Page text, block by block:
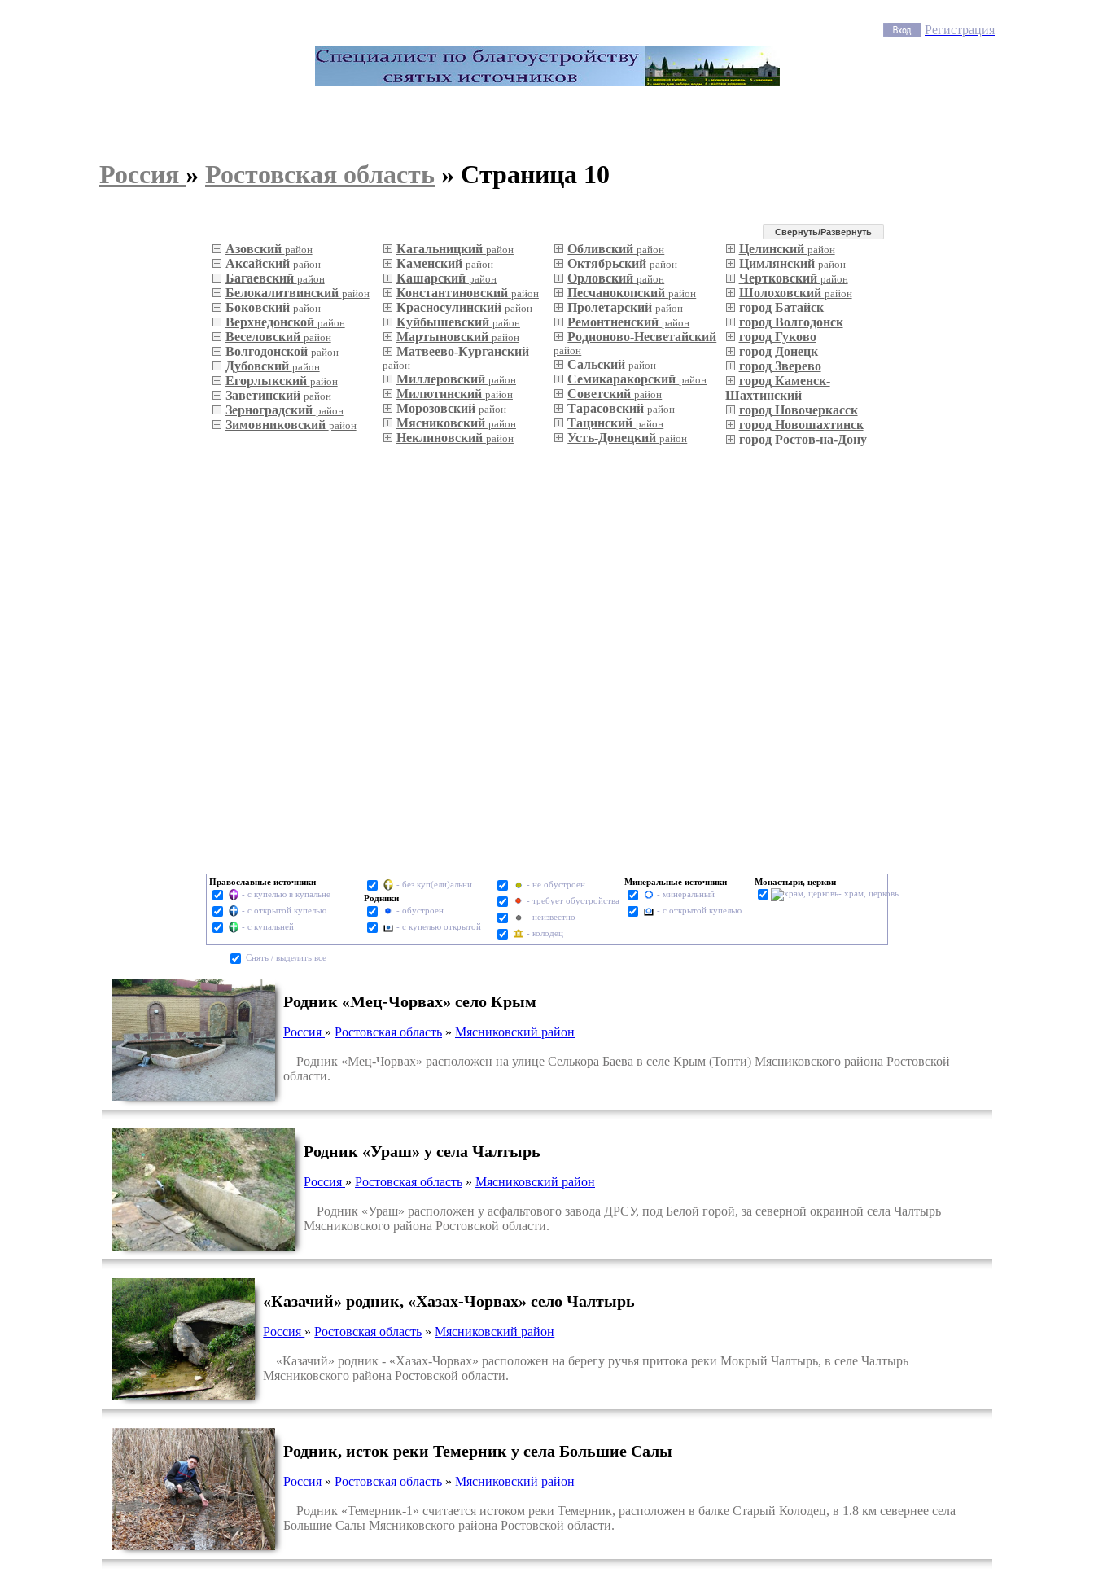
Регистрация
Россия » Ростовская область » Страница 10
Cвернуть/Развернуть
Азовский район
Аксайский район
Багаевский район
Белокалитвинский район
Боковский район
Верхнедонской район
Веселовский район
Волгодонской район
Дубовский район
Егорлыкский район
Заветинский район
Зерноградский район
Зимовниковский район
Кагальницкий район
Каменский район
Кашарский район
Константиновский район
Красносулинский район
Куйбышевский район
Мартыновский район
Матвеево-Курганский
район
Миллеровский район
Милютинский район
Морозовский район
Мясниковский район
Неклиновский район
Обливскийрайон
Октябрьскийрайон
Орловскийрайон
Песчанокопскийрайон
Пролетарскийрайон
Ремонтненскийрайон
Родионово-Несветайский
район
Сальскийрайон
Семикаракорскийрайон
Советскийрайон
Тарасовскийрайон
Тацинскийрайон
Усть-Донецкийрайон
Целинский район
Цимлянский район
Чертковский район
Шолоховский район
город Батайск
город Волгодонск
город Гуково
город Донецк
город Зверево
город Каменск-
Шахтинский
город Новочеркасск
город Новошахтинск
город Ростов-на-Дону
Православные источники
- с купелью в купальне
- с открытой купелью
- с купальней
- без куп(ели)альни
Родники
- обустроен
- с купелью открытой
- не обустроен
- требует обустройства
- неизвестно
- колодец
Минеральные источники
- минеральный
- с открытой купелью
Монастыри, церкви
- храм, церковь
Cнять / выделить все
Родник «Мец-Чорвах» село Крым
Россия » Ростовская область » Мясниковский район
Родник «Мец-Чорвах» расположен на улице Селькора Баева в селе Крым (Топти) Мясниковского района Ростовской
области.
Родник «Ураш» у села Чалтырь
Россия » Ростовская область » Мясниковский район
Родник «Ураш» расположен у асфальтового завода ДРСУ, под Белой горой, за северной окраиной села Чалтырь
Мясниковского района Ростовской области.
«Казачий» родник, «Хазах-Чорвах» село Чалтырь
Россия »Ростовская область »Мясниковский район
«Казачий» родник - «Хазах-Чорвах» расположен на берегу ручья притока реки Мокрый Чалтырь, в селе Чалтырь
Мясниковского района Ростовской области.
Родник, исток реки Темерник у села Большие Салы
Россия » Ростовская область » Мясниковский район
Родник «Темерник-1» считается истоком реки Темерник, расположен в балке Старый Колодец, в 1.8 км севернее села
Большие Салы Мясниковского района Ростовской области.